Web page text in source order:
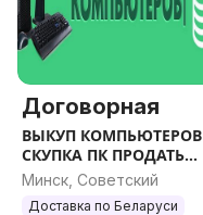
Договорная
ВЫКУП КОМПЬЮТЕРОВ
СКУПКА ПК ПРОДАТЬ
КОМП
Минск, Советский
Доставка по Беларуси